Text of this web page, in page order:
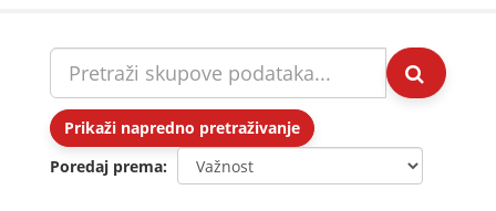
Prikaži napredno pretraživanje
Poredaj prema